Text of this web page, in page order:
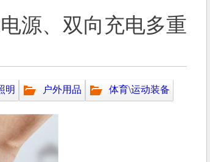
源、双向充电多重
明 户外用品 体育\运动装备